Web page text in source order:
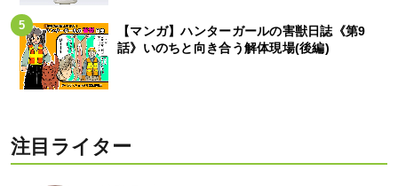
【マンガ】ハンターガールの害獣日誌《第9
話》いのちと向き合う解体現場(後編)
注目ライター